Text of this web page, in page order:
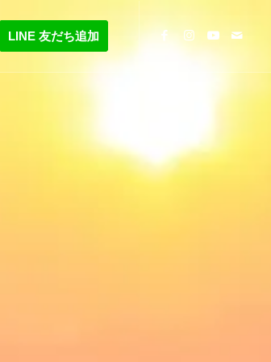
LINE 友だち追加